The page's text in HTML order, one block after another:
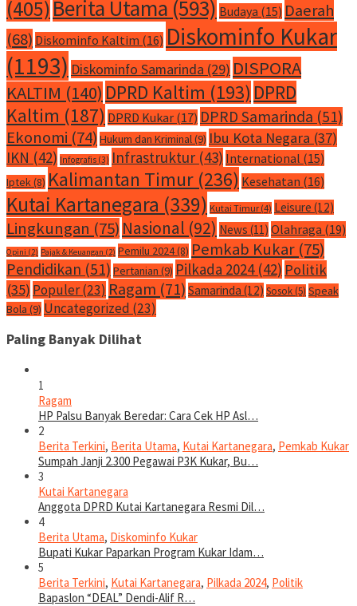
(405)Berita Utama (593) Budaya (15) Daerah
(68) Diskominfo Kaltim (16) Diskominfo Kukar
(1193) Diskominfo Samarinda (29) DISPORA
KALTIM (140) DPRD Kaltim (193) DPRD
Kaltim (187) DPRD Kukar (17) DPRD Samarinda (51)
Ekonomi (74) Hukum dan Kriminal(9) Ibu Kota Negara (37)
IKN (42) Infografis (3) Infrastruktur (43) International (15)
Iptek(8) Kalimantan Timur (236) Kesehatan (16)
Kutai Kartanegara (339) Kutai Timur (4) Leisure (12)
Lingkungan (75) Nasional (92) News (11) Olahraga (19)
Opini (2) Pajak & Keuangan (2) Pemilu 2024(8) Pemkab Kukar (75)
Pendidikan (51) Pertanian (9) Pilkada 2024(42) Politik
(35) Populer(23) Ragam (71) Samarinda (12) Sosok(5) Speak
Bola (9) Uncategorized (23)
Paling Banyak Dilihat
1
Ragam
HP Palsu Banyak Beredar: Cara Cek HP Asl…
2
Berita Terkini, Berita Utama, Kutai Kartanegara, Pemkab Kukar
Sumpah Janji 2.300 Pegawai P3K Kukar, Bu…
3
Kutai Kartanegara
Anggota DPRD Kutai Kartanegara Resmi Dil…
4
Berita Utama, Diskominfo Kukar
Bupati Kukar Paparkan Program Kukar Idam…
5
Berita Terkini, Kutai Kartanegara, Pilkada 2024, Politik
Bapaslon “DEAL” Dendi-Alif R…